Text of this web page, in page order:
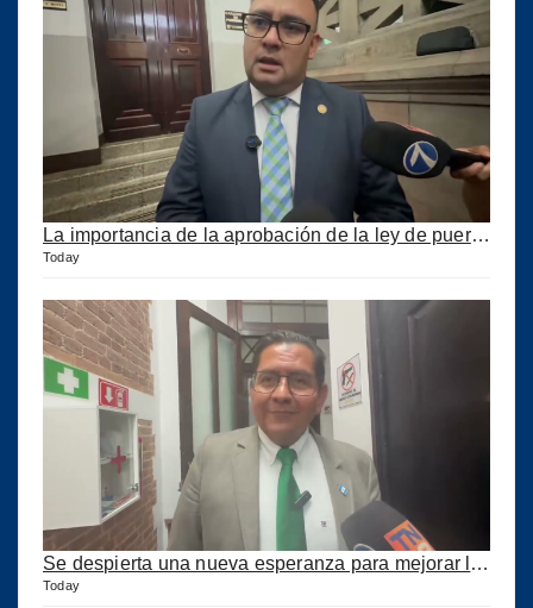
La importancia de la aprobación de la ley de puertos
Today
Se despierta una nueva esperanza para mejorar los puertos del país
Today